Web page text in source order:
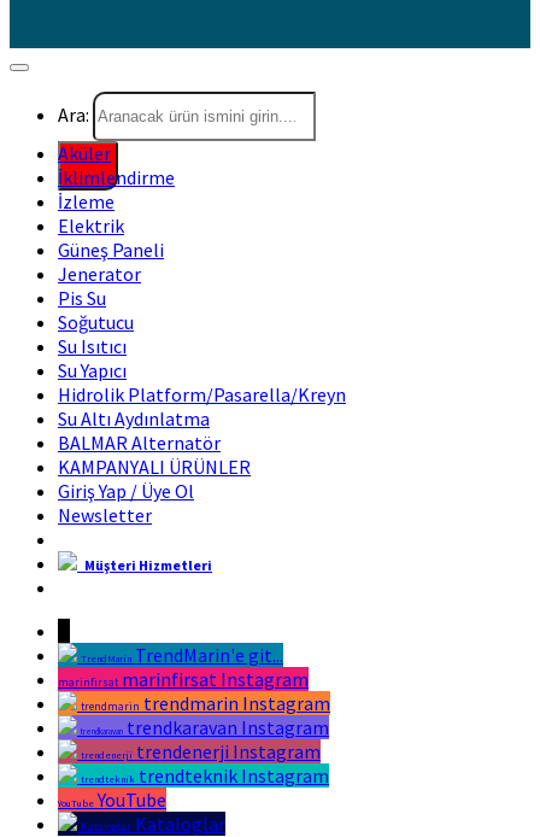
Ara:
Aküler
İklimlendirme
İzleme
Elektrik
Güneş Paneli
Jenerator
Pis Su
Soğutucu
Su Isıtıcı
Su Yapıcı
Hidrolik Platform/Pasarella/Kreyn
Su Altı Aydınlatma
BALMAR Alternatör
KAMPANYALI ÜRÜNLER
Giriş Yap / Üye Ol
Newsletter
Müşteri Hizmetleri
TrendMarin TrendMarin'e git...
marinfirsat marinfirsat Instagram
trendmarin trendmarin Instagram
trendkaravan trendkaravan Instagram
trendenerji trendenerji Instagram
trendteknik trendteknik Instagram
YouTube YouTube
Kataloglar Kataloglar